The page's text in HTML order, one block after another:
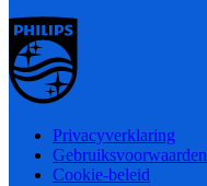
Privacyverklaring
Gebruiksvoorwaarden
Cookie-beleid